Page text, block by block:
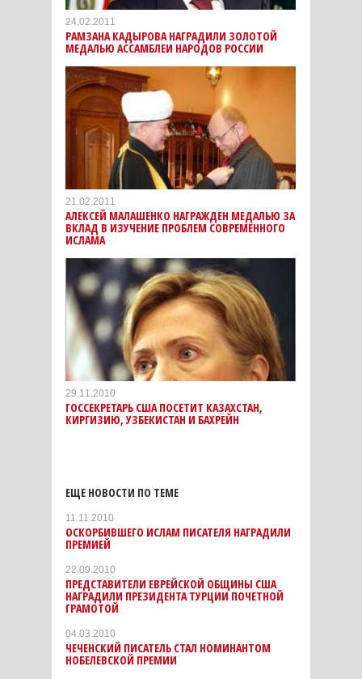
24.02.2011
РАМЗАНА КАДЫРОВА НАГРАДИЛИ ЗОЛОТОЙ
МЕДАЛЬЮ АССАМБЛЕИ НАРОДОВ РОССИИ
21.02.2011
АЛЕКСЕЙ МАЛАШЕНКО НАГРАЖДЕН МЕДАЛЬЮ ЗА
ВКЛАД В ИЗУЧЕНИЕ ПРОБЛЕМ СОВРЕМЕННОГО
ИСЛАМА
29.11.2010
ГОССЕКРЕТАРЬ США ПОСЕТИТ КАЗАХСТАН,
КИРГИЗИЮ, УЗБЕКИСТАН И БАХРЕЙН
ЕЩЕ НОВОСТИ ПО ТЕМЕ
11.11.2010
ОСКОРБИВШЕГО ИСЛАМ ПИСАТЕЛЯ НАГРАДИЛИ
ПРЕМИЕЙ
22.09.2010
ПРЕДСТАВИТЕЛИ ЕВРЕЙСКОЙ ОБЩИНЫ США
НАГРАДИЛИ ПРЕЗИДЕНТА ТУРЦИИ ПОЧЕТНОЙ
ГРАМОТОЙ
04.03.2010
ЧЕЧЕНСКИЙ ПИСАТЕЛЬ СТАЛ НОМИНАНТОМ
НОБЕЛЕВСКОЙ ПРЕМИИ